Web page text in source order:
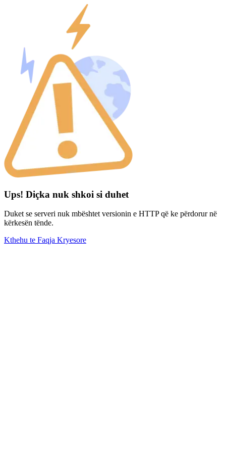
Ups! Diçka nuk shkoi si duhet
Duket se serveri nuk mbështet versionin e HTTP që ke përdorur në
kërkesën tënde.
Kthehu te Faqja Kryesore